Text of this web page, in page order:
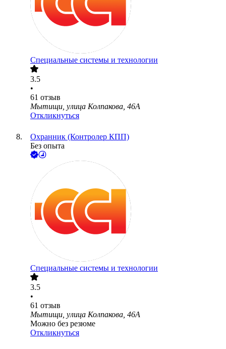
Специальные системы и технологии
3.5
•
61 отзыв
Мытищи, улица Колпакова, 46А
Откликнуться
Охранник (Контролер КПП)
Без опыта
Специальные системы и технологии
3.5
•
61 отзыв
Мытищи, улица Колпакова, 46А
Можно без резюме
Откликнуться